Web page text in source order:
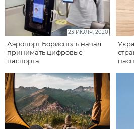
23 ИЮЛЯ, 2020
Аэропорт Борисполь начал
принимать цифровые
паспорта